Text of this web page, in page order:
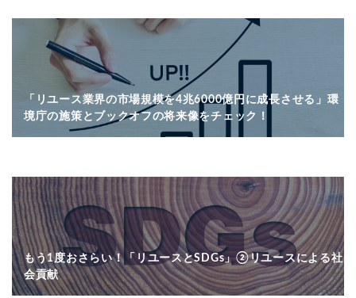
「リユース業界の市場規模を4兆6000億円に成長させる」環
境庁の施策とブックオフの将来像をチェック！
もう1度おさらい！「リユースとSDGs」②リユースによる社
会貢献